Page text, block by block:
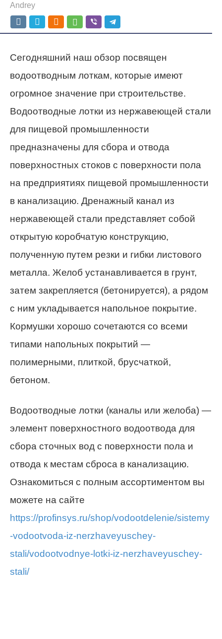
Andrey
Сегодняшний наш обзор посвящен
водоотводным лоткам, которые имеют
огромное значение при строительстве.
Водоотводные лотки из нержавеющей стали
для пищевой промышленности
предназначены для сбора и отвода
поверхностных стоков с поверхности пола
на предприятиях пищевой промышленности
в канализацию. Дренажный канал из
нержавеющей стали представляет собой
открытую коробчатую конструкцию,
полученную путем резки и гибки листового
металла. Желоб устанавливается в грунт,
затем закрепляется (бетонируется), а рядом
с ним укладывается напольное покрытие.
Кормушки хорошо сочетаются со всеми
типами напольных покрытий —
полимерными, плиткой, брусчаткой,
бетоном.
Водоотводные лотки (каналы или желоба) —
элемент поверхностного водоотвода для
сбора сточных вод с поверхности пола и
отвода к местам сброса в канализацию.
Ознакомиться с полным ассортиментом вы
можете на сайте
https://profinsys.ru/shop/vodootdelenie/sistemy
-vodootvoda-iz-nerzhaveyuschey-
stali/vodootvodnye-lotki-iz-nerzhaveyuschey-
stali/